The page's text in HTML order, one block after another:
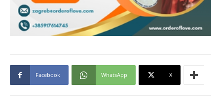
Facebook WhatsApp X